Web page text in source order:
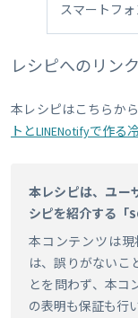
スマートフォ
レシピへのリンク
本レシピはこちらか
トとLINENotifyで作
本レシピは、ユー
シピを紹介する「
本コンテンツは
は、誤りがないこ
とを問わず、本コ
の表明も保証も行